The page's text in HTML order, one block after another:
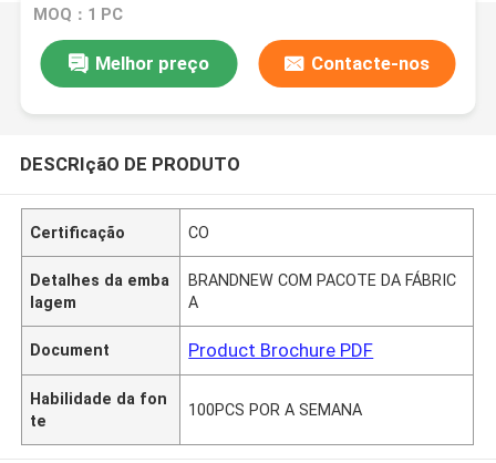
MOQ：1 PC
Melhor preço Contacte-nos
DESCRIçãO DE PRODUTO
Certificação CO
Detalhes da emba
lagem
BRANDNEW COM PACOTE DA FÁBRIC
A
Document Product Brochure PDF
Habilidade da fon
te
100PCS POR A SEMANA